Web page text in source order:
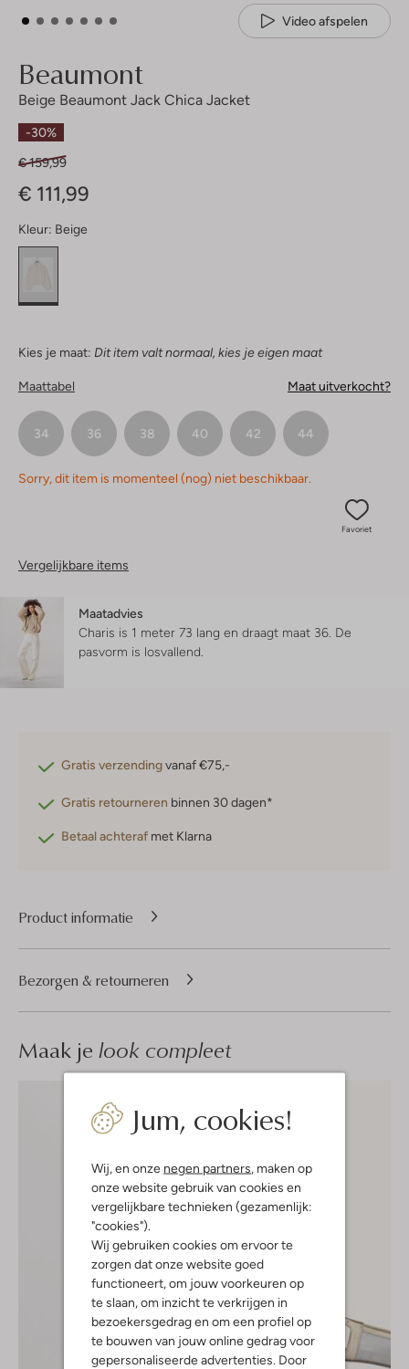
Jum, cookies!
Wij, en onze negen partners , maken op
onze website gebruik van cookies en
vergelijkbare technieken (gezamenlijk:
"cookies").
Wij gebruiken cookies om ervoor te
zorgen dat onze website goed
functioneert, om jouw voorkeuren op
te slaan, om inzicht te verkrijgen in
bezoekersgedrag en om een profiel op
te bouwen van jouw online gedrag voor
gepersonaliseerde advertenties. Door
Video afspelen
Beaumont
Beige Beaumont Jack Chica Jacket
-30%
€ 159,99
€ 111,99
Kleur: Beige
Kies je maat: Dit item valt normaal, kies je eigen maat
Maattabel Maat uitverkocht?
34 36 38 40 42 44
Sorry, dit item is momenteel (nog) niet beschikbaar.
Favoriet
Vergelijkbare items
Maatadvies
Charis is 1 meter 73 lang en draagt maat 36. De
pasvorm is losvallend
Gratis verzendingvanaf €75,-
Gratis retourneren binnen 30 dagen*
Betaal achteraf met Klarna
Product informatie
Bezorgen & retourneren
Maak je look compleet